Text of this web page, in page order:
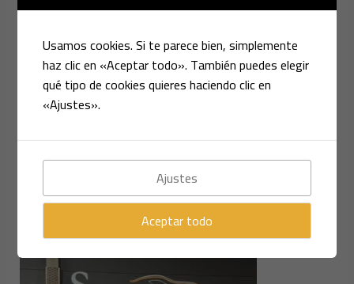
Usamos cookies. Si te parece bien, simplemente
haz clic en «Aceptar todo». También puedes elegir
qué tipo de cookies quieres haciendo clic en
«Ajustes».
Ajustes
Aceptar todo